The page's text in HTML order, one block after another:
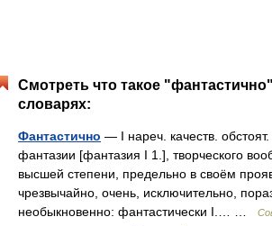
Смотреть что такое
словарях:
Фантастично — I нареч. качеств.
фантазии [фантазия I 1.], творческого
высшей степени, предельно в своём
чрезвычайно, очень, исключительно,
необыкновенно: фантастически I.… …